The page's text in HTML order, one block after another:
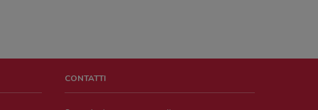
CONTATTI